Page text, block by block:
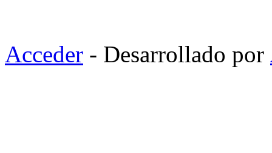
Acceder - Desarrollado por